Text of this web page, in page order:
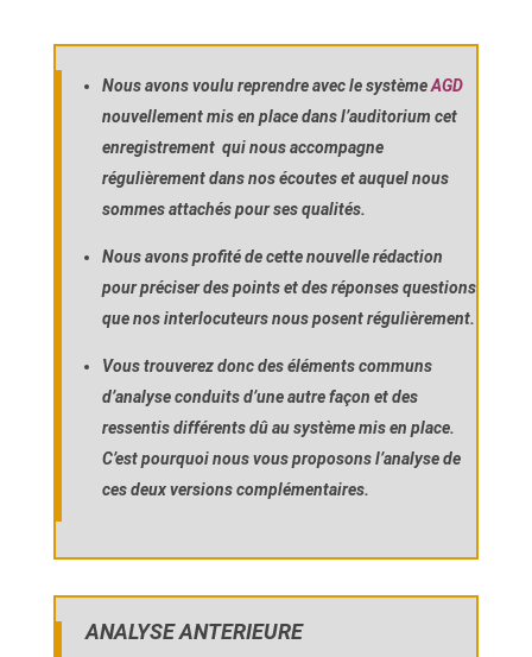
Nous avons voulu reprendre avec le systèmeAGD
nouvellement mis en place dans l’auditorium cet
enregistrement qui nous accompagne
régulièrement dans nos écoutes et auquel nous
sommes attachés pour ses qualités.
Nous avons profité de cette nouvelle rédaction
pour préciser des points et des réponses questions
que nos interlocuteurs nous posent régulièrement.
Vous trouverez donc des éléments communs
d’analyse conduits d’une autre façon et des
ressentis différents dû au système mis en place.
C’est pourquoi nous vous proposons l’analyse de
ces deux versionscomplémentaires.
ANALYSE ANTERIEURE